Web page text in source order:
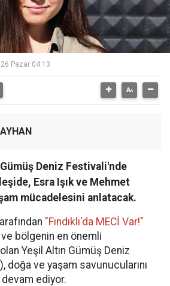
Pazar 04:13
Gümüş Deniz Festivali'nde
Esra Işık ve Mehmet
mücadelesini anlatacak.
"Fındıklı'da MECİ Var!"
bölgenin en önemli
Yeşil Altın Gümüş Deniz
doğa ve yaşam savunucularını
ediyor.